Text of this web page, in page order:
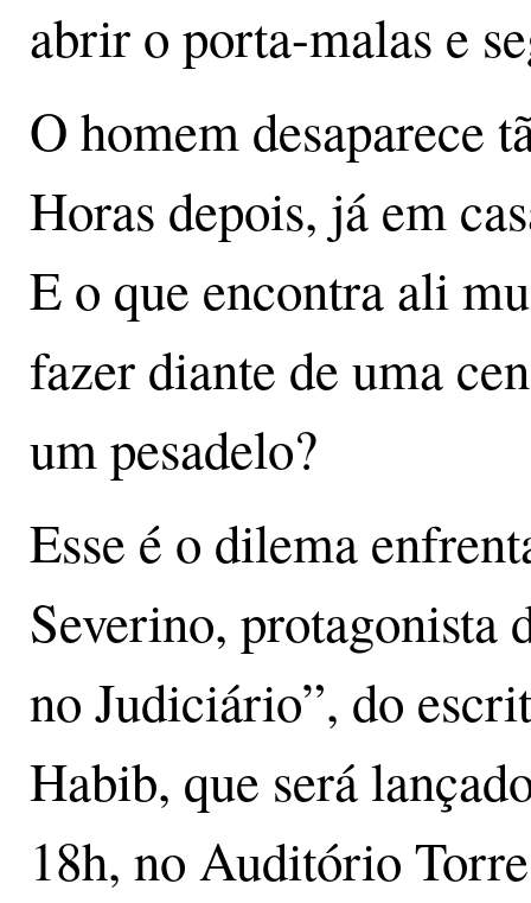
abrir o porta-malas e
O homem desaparece
Horas depois, já em
E o que encontra ali
fazer diante de uma
um pesadelo?
Esse é o dilema
Severino, protagonista
no Judiciário”, do
Habib, que será
18h, no Auditório